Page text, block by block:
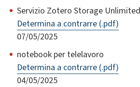
Servizio Zotero Storage Unlimited
Determina a contrarre (.pdf)
07/05/2025
notebook per telelavoro
Determina a contrarre (.pdf)
04/05/2025